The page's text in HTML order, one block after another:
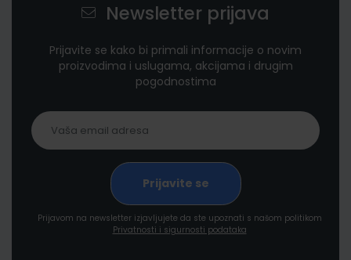
Newsletter prijava
Prijavite se kako bi primali informacije o novim
proizvodima i uslugama, akcijama i drugim
pogodnostima
Prijavom na newsletter izjavljujete da ste upoznati s našom politikom
Privatnosti i sigurnosti podataka